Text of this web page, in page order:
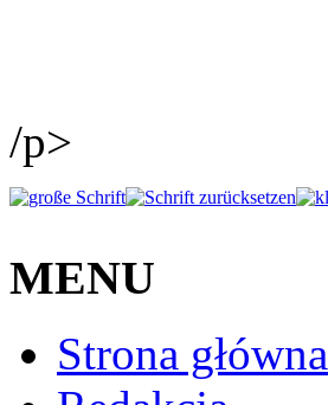
/p>
MENU
Strona główna